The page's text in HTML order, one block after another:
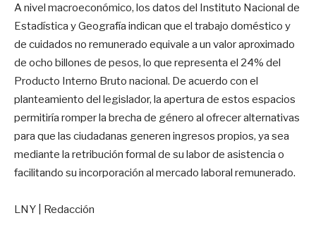
A nivel macroeconómico, los datos del Instituto Nacional de
Estadística y Geografía indican que el trabajo doméstico y
de cuidados no remunerado equivale a un valor aproximado
de ocho billones de pesos, lo que representa el 24% del
Producto Interno Bruto nacional. De acuerdo con el
planteamiento del legislador, la apertura de estos espacios
permitiría romper la brecha de género al ofrecer alternativas
para que las ciudadanas generen ingresos propios, ya sea
mediante la retribución formal de su labor de asistencia o
facilitando su incorporación al mercado laboral remunerado.
LNY | Redacción